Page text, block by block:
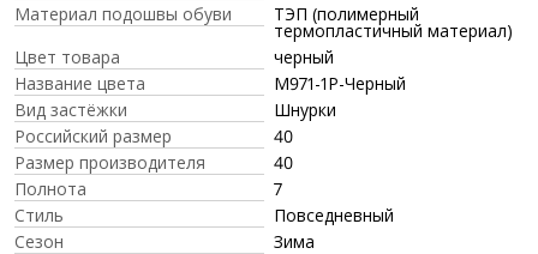
Материал подошвы обуви
ТЭП (полимерный
термопластичный материал)
Цвет товара
черный
Название цвета
M971-1P-Черный
Вид застёжки
Шнурки
Российский размер
40
Размер производителя
40
Полнота
7
Стиль
Повседневный
Сезон
Зима